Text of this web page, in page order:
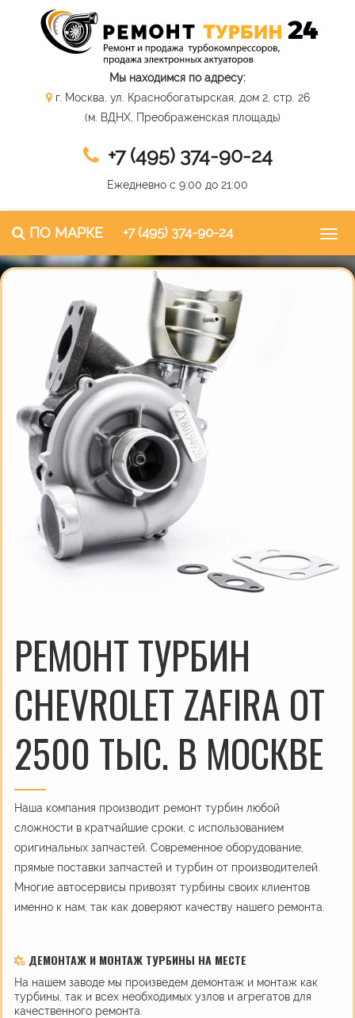
Мы находимся по адресу:
г. Москва, ул. Краснобогатырская, дом 2, стр. 26
(м. ВДНХ, Преображенская площадь)
+7 (495) 374-90-24
Ежедневно с 9:00 до 21:00
ПО МАРКЕ +7 (495) 374-90-24
РЕМОНТ ТУРБИН
CHEVROLET ZAFIRA ОТ
2500 ТЫС. В МОСКВЕ
Наша компания производит ремонт турбин любой
сложности в кратчайшие сроки, с использованием
оригинальных запчастей. Современное оборудование,
прямые поставки запчастей и турбин от производителей.
Многие автосервисы привозят турбины своих клиентов
именно к нам, так как доверяют качеству нашего ремонта.
ДЕМОНТАЖ И МОНТАЖ ТУРБИНЫ НА МЕСТЕ
На нашем заводе мы произведем демонтаж и монтаж как
турбины, так и всех необходимых узлов и агрегатов для
качественного ремонта.